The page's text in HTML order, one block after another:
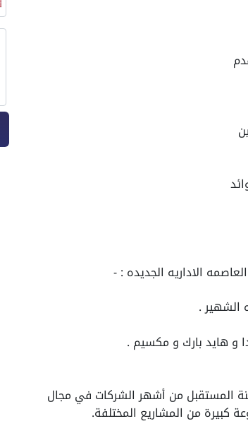
الاداريه الجديده : -
المستقبل من أشهر الشركات في مجال
كبيرة من المشاريع المختلفة.